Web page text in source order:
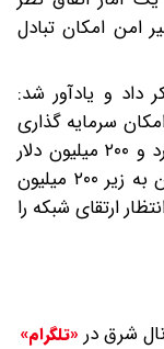
امن امکان تبادل
داد و یادآور شد:
سرمایه گذاری
ندارند و اپراتوری که باید در سال یک‌میلیارد ‌و ۲۰۰ میلیون دلار
سرمایه گذاری کند اکنون سرمایه گذاری آن به زیر ۲۰۰ میلیون
ارتقای شبکه را
شرق در «تلگرام»